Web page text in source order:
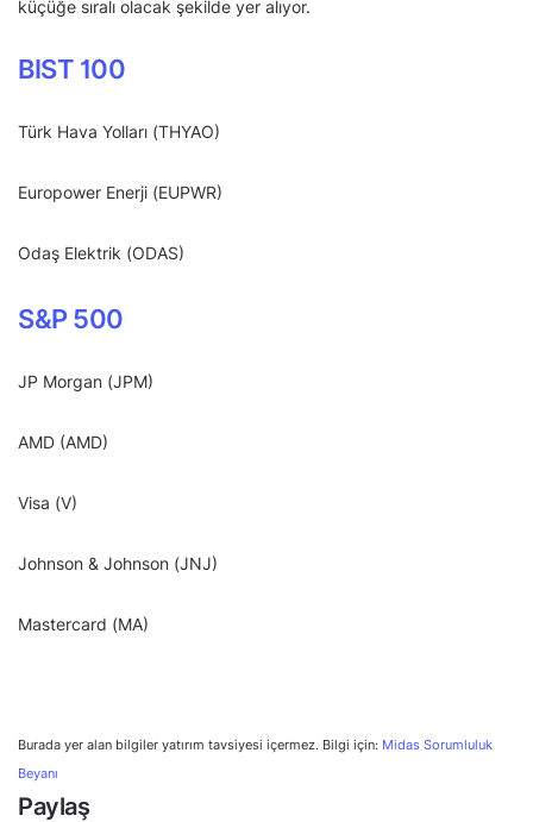
küçüğe sıralı olacak şekilde yer alıyor.
BIST 100
Türk Hava Yolları (THYAO)
Europower Enerji (EUPWR)
Odaş Elektrik (ODAS)
S&P 500
JP Morgan (JPM)
AMD (AMD)
Visa (V)
Johnson & Johnson (JNJ)
Mastercard (MA)
Burada yer alan bilgiler yatırım tavsiyesi içermez. Bilgi için: Midas Sorumluluk
Beyanı
Paylaş